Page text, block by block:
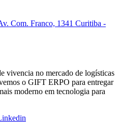
Com. Franco, 1341 Curitiba -
vivencia no mercado de logísticas
o GIFT ERPO para entregar
moderno em tecnologia para